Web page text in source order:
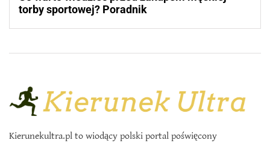
torby sportowej? Poradnik
Kierunekultra.pl to wiodący polski portal poświęcony